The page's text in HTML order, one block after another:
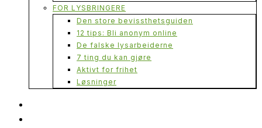
FOR LYSBRINGERE
Den store bevissthetsguiden
12 tips: Bli anonym online
De falske lysarbeiderne
7 ting du kan gjøre
Aktivt for frihet
Løsninger